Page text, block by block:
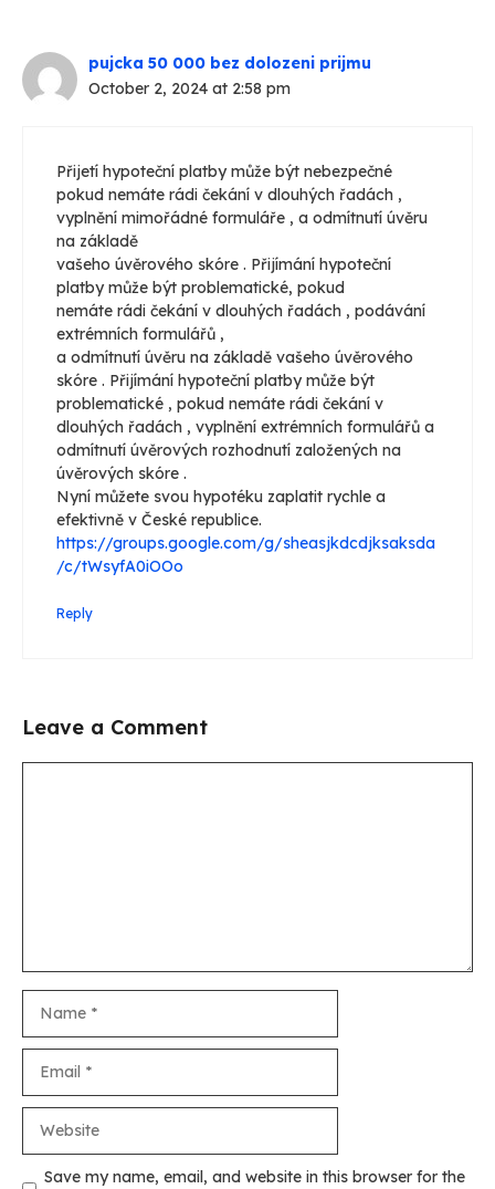
pujcka 50 000 bez dolozeni prijmu
October 2, 2024 at 2:58 pm
Přijetí hypoteční platby může být nebezpečné
pokud nemáte rádi čekání v dlouhých řadách ,
vyplnění mimořádné formuláře , a odmítnutí úvěru
na základě
vašeho úvěrového skóre . Přijímání hypoteční
platby může být problematické, pokud
nemáte rádi čekání v dlouhých řadách , podávání
extrémních formulářů ,
a odmítnutí úvěru na základě vašeho úvěrového
skóre . Přijímání hypoteční platby může být
problematické , pokud nemáte rádi čekání v
dlouhých řadách , vyplnění extrémních formulářů a
odmítnutí úvěrových rozhodnutí založených na
úvěrových skóre .
Nyní můžete svou hypotéku zaplatit rychle a
efektivně v České republice.
https://groups.google.com/g/sheasjkdcdjksaksda
/c/tWsyfA0iOOo
Reply
Leave a Comment
Save my name, email, and website in this browser for the